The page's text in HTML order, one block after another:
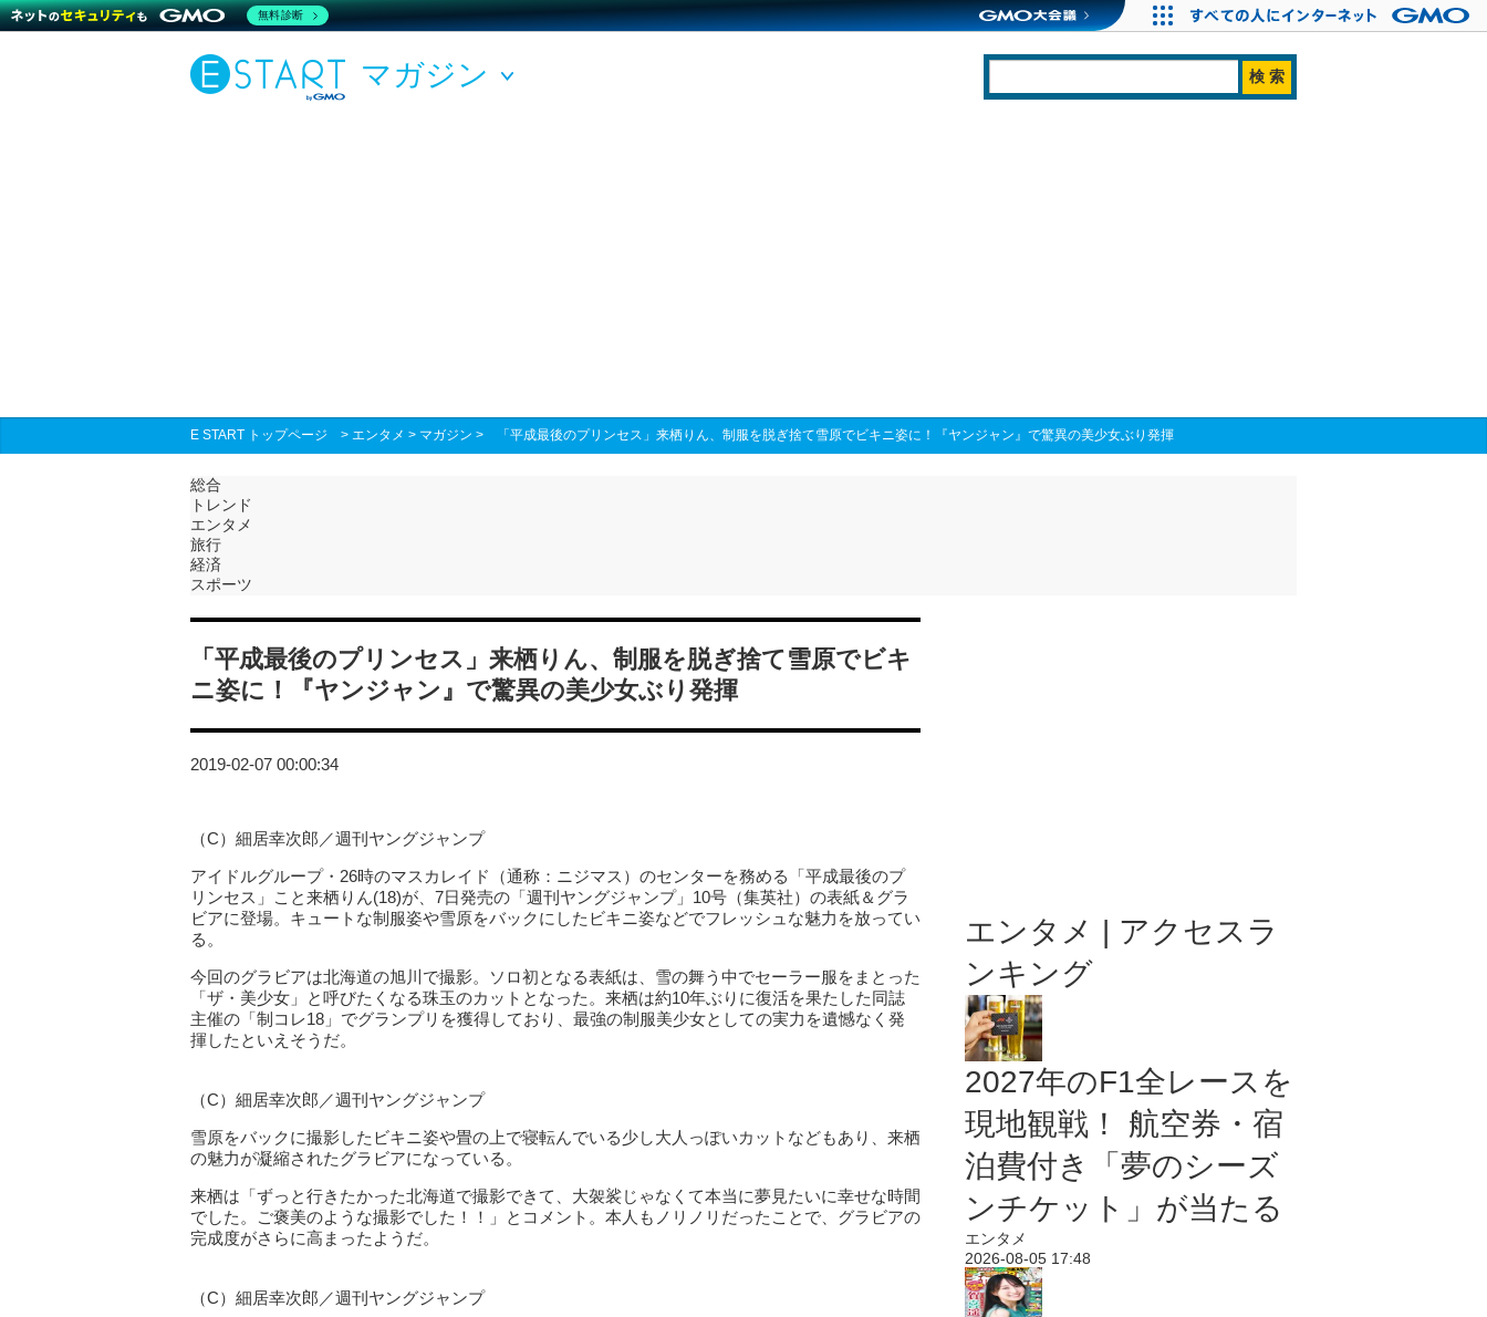
マガジン
E START トップページ > エンタメ > マガジン > 「平成最後のプリンセス」来栖りん、制服を脱ぎ捨て雪原でビキニ姿に！『ヤンジャン』で驚異の美少女ぶり発揮
総合
トレンド
エンタメ
旅行
経済
スポーツ
「平成最後のプリンセス」来栖りん、制服を脱ぎ捨て雪原でビキ
ニ姿に！『ヤンジャン』で驚異の美少女ぶり発揮
2019-02-07 00:00:34
（C）細居幸次郎／週刊ヤングジャンプ
アイドルグループ・26時のマスカレイド（通称：ニジマス）のセンターを務める「平成最後のプ
リンセス」こと来栖りん(18)が、7日発売の「週刊ヤングジャンプ」10号（集英社）の表紙＆グラ
ビアに登場。キュートな制服姿や雪原をバックにしたビキニ姿などでフレッシュな魅力を放ってい
る。
今回のグラビアは北海道の旭川で撮影。ソロ初となる表紙は、雪の舞う中でセーラー服をまとった
「ザ・美少女」と呼びたくなる珠玉のカットとなった。来栖は約10年ぶりに復活を果たした同誌
主催の「制コレ18」でグランプリを獲得しており、最強の制服美少女としての実力を遺憾なく発
揮したといえそうだ。
（C）細居幸次郎／週刊ヤングジャンプ
雪原をバックに撮影したビキニ姿や畳の上で寝転んでいる少し大人っぽいカットなどもあり、来栖
の魅力が凝縮されたグラビアになっている。
来栖は「ずっと行きたかった北海道で撮影できて、大袈裟じゃなくて本当に夢見たいに幸せな時間
でした。ご褒美のような撮影でした！！」とコメント。本人もノリノリだったことで、グラビアの
完成度がさらに高まったようだ。
（C）細居幸次郎／週刊ヤングジャンプ
エンタメ | アクセスラ
ンキング
2027年のF1全レースを
現地観戦！ 航空券・宿
泊費付き「夢のシーズ
ンチケット」が当たる
エンタメ
2026-08-05 17:48
無料診断